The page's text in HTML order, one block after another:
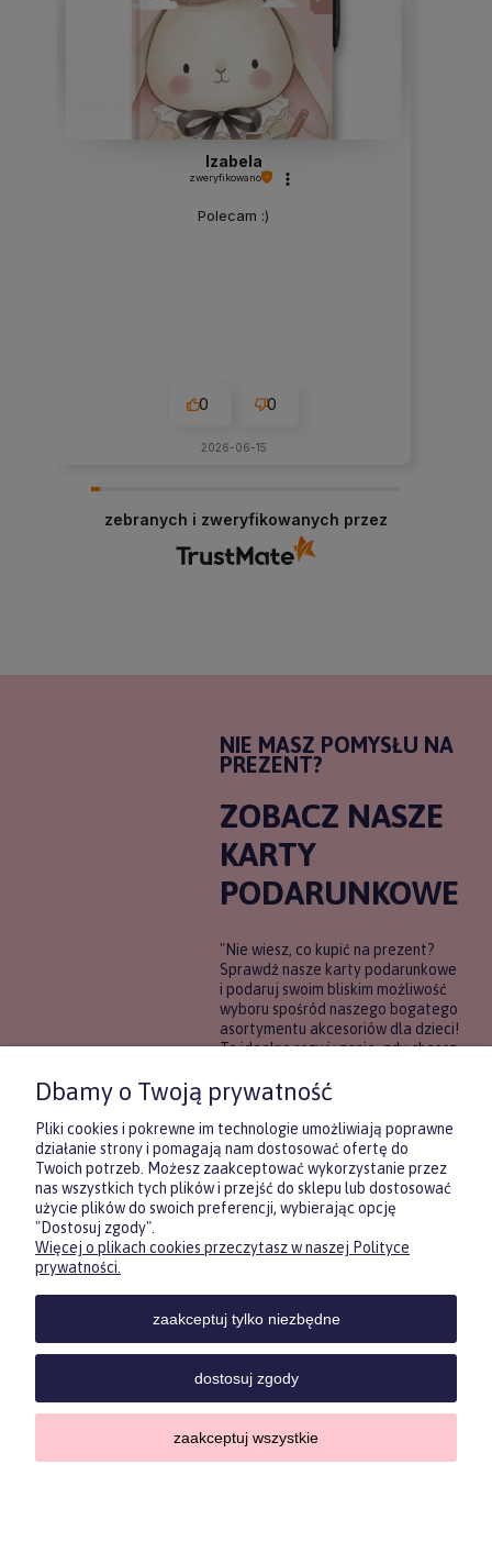
Izabela
zweryfikowano
Polecam :)
0 0
2026-06-15
zebranych i zweryfikowanych przez
NIE MASZ POMYSŁU NA
PREZENT?
ZOBACZ NASZE
KARTY
PODARUNKOWE
"Nie wiesz, co kupić na prezent?
Sprawdź nasze karty podarunkowe
i podaruj swoim bliskim możliwość
wyboru spośród naszego bogatego
asortymentu akcesoriów dla dzieci!
To idealne rozwiązanie, gdy chcesz
pewności, co będzie najbardziej
trafione.
DOWIEDZ SIĘ WIĘCEJ
KONTAKTPOMOC MOJE
Sklep internetowy Shoper.pl
Dbamy o Twoją prywatność
Pliki cookies i pokrewne im technologie umożliwiają poprawne
działanie strony i pomagają nam dostosować ofertę do
Twoich potrzeb. Możesz zaakceptować wykorzystanie przez
nas wszystkich tych plików i przejść do sklepu lub dostosować
użycie plików do swoich preferencji, wybierając opcję
"Dostosuj zgody".
Więcej o plikach cookies przeczytasz w naszej Polityce
prywatności.
zaakceptuj tylko niezbędne
dostosuj zgody
zaakceptuj wszystkie
Zasubskrybuj nasz newsletter
i otrzymaj5% rabatu na pierwszyzakup.
Twój email